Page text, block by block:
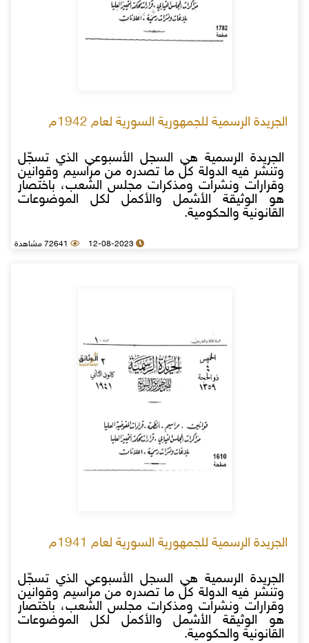
الجريدة الرسمية للجمهورية السورية لعام 1942م
الجريدة الرسمية هي السجل الأسبوعي الذي تسجّل
وتنشر فيه الدولة كل ما تصدره من مراسيم وقوانين
وقرارات ونشرات ومذكرات مجلس الشعب، باختصار
هو الوثيقة الأشمل والأكمل لكل الموضوعات
القانونية والحكومية.
12-08-2023 72641 مشاهدة
الجريدة الرسمية للجمهورية السورية لعام 1941م
الجريدة الرسمية هي السجل الأسبوعي الذي تسجّل
وتنشر فيه الدولة كل ما تصدره من مراسيم وقوانين
وقرارات ونشرات ومذكرات مجلس الشعب، باختصار
هو الوثيقة الأشمل والأكمل لكل الموضوعات
القانونية والحكومية.